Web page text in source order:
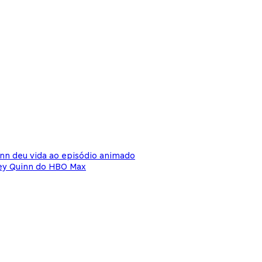
deu vida ao episódio animado
Quinn do HBO Max